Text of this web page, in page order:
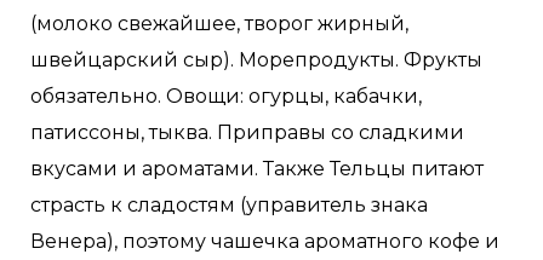
(молоко свежайшее, творог жирный,
швейцарский сыр). Морепродукты. Фрукты
обязательно. Овощи: огурцы, кабачки,
патиссоны, тыква. Приправы со сладкими
вкусами и ароматами. Также Тельцы питают
страсть к сладостям (управитель знака
Венера), поэтому чашечка ароматного кофе и